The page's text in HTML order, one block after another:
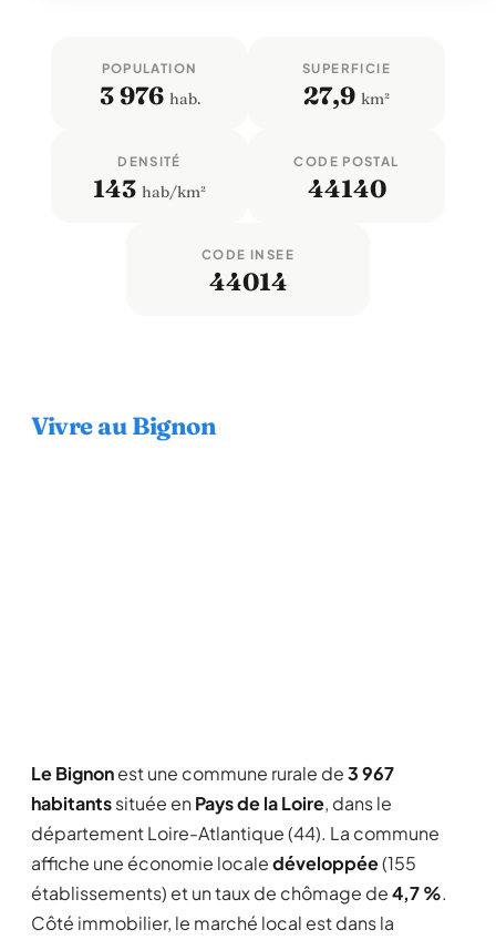
POPULATION
3 976 hab.
SUPERFICIE
27,9 km²
DENSITÉ
143 hab/km²
CODE POSTAL
44140
CODE INSEE
44014
Vivre au Bignon
Le Bignonest une commune rurale de3 967
habitantssituée en Pays de la Loire, dans le
département Loire-Atlantique (44). La commune
affiche une économie localedéveloppée(155
établissements) et un taux de chômage de4,7 %.
Côté immobilier, le marché local est dans la